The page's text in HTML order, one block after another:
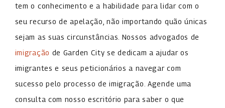
tem o conhecimento e a habilidade para lidar com o
seu recurso de apelação, não importando quão únicas
sejam as suas circunstâncias. Nossos advogados de
imigração de Garden City se dedicam a ajudar os
imigrantes e seus peticionários a navegar com
sucesso pelo processo de imigração. Agende uma
consulta com nosso escritório para saber o que